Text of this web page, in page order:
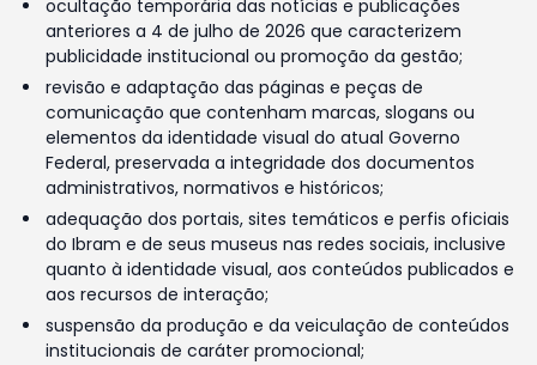
ocultação temporária das notícias e publicações
anteriores a 4 de julho de 2026 que caracterizem
publicidade institucional ou promoção da gestão;
revisão e adaptação das páginas e peças de
comunicação que contenham marcas, slogans ou
elementos da identidade visual do atual Governo
Federal, preservada a integridade dos documentos
administrativos, normativos e históricos;
adequação dos portais, sites temáticos e perfis oficiais
do Ibram e de seus museus nas redes sociais, inclusive
quanto à identidade visual, aos conteúdos publicados e
aos recursos de interação;
suspensão da produção e da veiculação de conteúdos
institucionais de caráter promocional;